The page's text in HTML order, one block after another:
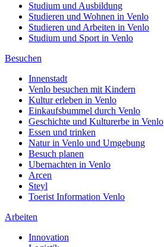
Studium und Ausbildung
Studieren und Wohnen in Venlo
Studieren und Arbeiten in Venlo
Studium und Sport in Venlo
Besuchen
Innenstadt
Venlo besuchen mit Kindern
Kultur erleben in Venlo
Einkaufsbummel durch Venlo
Geschichte und Kulturerbe in Venlo
Essen und trinken
Natur in Venlo und Umgebung
Besuch planen
Ubernachten in Venlo
Arcen
Steyl
Toerist Information Venlo
Arbeiten
Innovation